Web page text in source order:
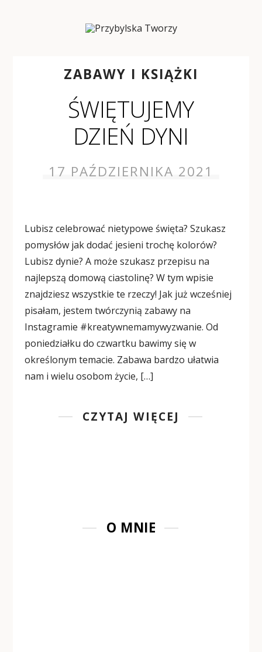
ZABAWY I KSIĄŻKI
ŚWIĘTUJEMY
DZIEŃ DYNI
17 PAŹDZIERNIKA 2021
Lubisz celebrować nietypowe święta? Szukasz
pomysłów jak dodać jesieni trochę kolorów?
Lubisz dynie? A może szukasz przepisu na
najlepszą domową ciastolinę? W tym wpisie
znajdziesz wszystkie te rzeczy! Jak już wcześniej
pisałam, jestem twórczynią zabawy na
Instagramie #kreatywnemamywyzwanie. Od
poniedziałku do czwartku bawimy się w
określonym temacie. Zabawa bardzo ułatwia
nam i wielu osobom życie, […]
CZYTAJ WIĘCEJ
O MNIE